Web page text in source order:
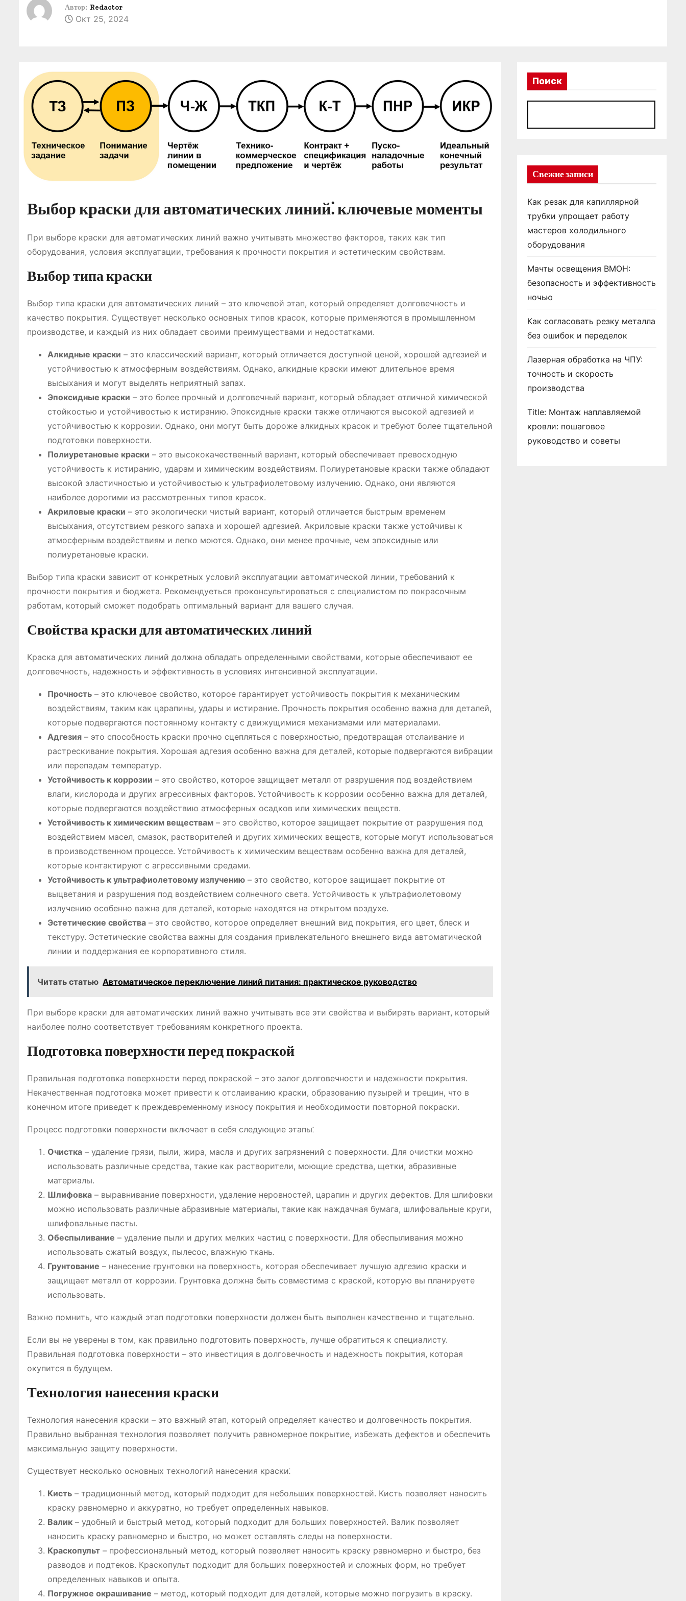
Автор: Redactor
Окт 25, 2024
Выбор краски для автоматических линий⁚ ключевые моменты
При выборе краски для автоматических линий важно учитывать множество факторов, таких как тип
оборудования, условия эксплуатации, требования к прочности покрытия и эстетическим свойствам.
Выбор типа краски
Выбор типа краски для автоматических линий – это ключевой этап, который определяет долговечность и
качество покрытия. Существует несколько основных типов красок, которые применяются в промышленном
производстве, и каждый из них обладает своими преимуществами и недостатками.
Алкидные краски – это классический вариант, который отличается доступной ценой, хорошей адгезией и
устойчивостью к атмосферным воздействиям. Однако, алкидные краски имеют длительное время
высыхания и могут выделять неприятный запах.
Эпоксидные краски – это более прочный и долговечный вариант, который обладает отличной химической
стойкостью и устойчивостью к истиранию. Эпоксидные краски также отличаются высокой адгезией и
устойчивостью к коррозии. Однако, они могут быть дороже алкидных красок и требуют более тщательной
подготовки поверхности.
Полиуретановые краски – это высококачественный вариант, который обеспечивает превосходную
устойчивость к истиранию, ударам и химическим воздействиям. Полиуретановые краски также обладают
высокой эластичностью и устойчивостью к ультрафиолетовому излучению. Однако, они являются
наиболее дорогими из рассмотренных типов красок.
Акриловые краски – это экологически чистый вариант, который отличается быстрым временем
высыхания, отсутствием резкого запаха и хорошей адгезией. Акриловые краски также устойчивы к
атмосферным воздействиям и легко моются. Однако, они менее прочные, чем эпоксидные или
полиуретановые краски.
Выбор типа краски зависит от конкретных условий эксплуатации автоматической линии, требований к
прочности покрытия и бюджета. Рекомендуеться проконсультироваться с специалистом по покрасочным
работам, который сможет подобрать оптимальный вариант для вашего случая.
Свойства краски для автоматических линий
Краска для автоматических линий должна обладать определенными свойствами, которые обеспечивают ее
долговечность, надежность и эффективность в условиях интенсивной эксплуатации.
Прочность – это ключевое свойство, которое гарантирует устойчивость покрытия к механическим
воздействиям, таким как царапины, удары и истирание. Прочность покрытия особенно важна для деталей,
которые подвергаются постоянному контакту с движущимися механизмами или материалами.
Адгезия – это способность краски прочно сцепляться с поверхностью, предотвращая отслаивание и
растрескивание покрытия. Хорошая адгезия особенно важна для деталей, которые подвергаются вибрации
или перепадам температур.
Устойчивость к коррозии – это свойство, которое защищает металл от разрушения под воздействием
влаги, кислорода и других агрессивных факторов. Устойчивость к коррозии особенно важна для деталей,
которые подвергаются воздействию атмосферных осадков или химических веществ.
Устойчивость к химическим веществам – это свойство, которое защищает покрытие от разрушения под
воздействием масел, смазок, растворителей и других химических веществ, которые могут использоваться
в производственном процессе. Устойчивость к химическим веществам особенно важна для деталей,
которые контактируют с агрессивными средами.
Устойчивость к ультрафиолетовому излучению – это свойство, которое защищает покрытие от
выцветания и разрушения под воздействием солнечного света. Устойчивость к ультрафиолетовому
излучению особенно важна для деталей, которые находятся на открытом воздухе.
Эстетические свойства – это свойство, которое определяет внешний вид покрытия, его цвет, блеск и
текстуру. Эстетические свойства важны для создания привлекательного внешнего вида автоматической
линии и поддержания ее корпоративного стиля.
Читать статью Автоматическое переключение линий питания: практическое руководство
При выборе краски для автоматических линий важно учитывать все эти свойства и выбирать вариант, который
наиболее полно соответствует требованиям конкретного проекта.
Подготовка поверхности перед покраской
Правильная подготовка поверхности перед покраской – это залог долговечности и надежности покрытия.
Некачественная подготовка может привести к отслаиванию краски, образованию пузырей и трещин, что в
конечном итоге приведет к преждевременному износу покрытия и необходимости повторной покраски.
Процесс подготовки поверхности включает в себя следующие этапы⁚
Очистка – удаление грязи, пыли, жира, масла и других загрязнений с поверхности. Для очистки можно
использовать различные средства, такие как растворители, моющие средства, щетки, абразивные
материалы.
Шлифовка – выравнивание поверхности, удаление неровностей, царапин и других дефектов. Для шлифовки
можно использовать различные абразивные материалы, такие как наждачная бумага, шлифовальные круги,
шлифовальные пасты.
Обеспыливание – удаление пыли и других мелких частиц с поверхности. Для обеспыливания можно
использовать сжатый воздух, пылесос, влажную ткань.
Грунтование – нанесение грунтовки на поверхность, которая обеспечивает лучшую адгезию краски и
защищает металл от коррозии. Грунтовка должна быть совместима с краской, которую вы планируете
использовать.
Важно помнить, что каждый этап подготовки поверхности должен быть выполнен качественно и тщательно.
Если вы не уверены в том, как правильно подготовить поверхность, лучше обратиться к специалисту.
Правильная подготовка поверхности – это инвестиция в долговечность и надежность покрытия, которая
окупится в будущем.
Технология нанесения краски
Технология нанесения краски – это важный этап, который определяет качество и долговечность покрытия.
Правильно выбранная технология позволяет получить равномерное покрытие, избежать дефектов и обеспечить
максимальную защиту поверхности.
Существует несколько основных технологий нанесения краски⁚
Кисть – традиционный метод, который подходит для небольших поверхностей. Кисть позволяет наносить
краску равномерно и аккуратно, но требует определенных навыков.
Валик – удобный и быстрый метод, который подходит для больших поверхностей. Валик позволяет
наносить краску равномерно и быстро, но может оставлять следы на поверхности.
Краскопульт – профессиональный метод, который позволяет наносить краску равномерно и быстро, без
разводов и подтеков. Краскопульт подходит для больших поверхностей и сложных форм, но требует
определенных навыков и опыта.
Погружное окрашивание – метод, который подходит для деталей, которые можно погрузить в краску.
Поиск
Свежие записи
Как резак для капиллярной
трубки упрощает работу
мастеров холодильного
оборудования
Мачты освещения ВМОН:
безопасность и эффективность
ночью
Как согласовать резку металла
без ошибок и переделок
Лазерная обработка на ЧПУ:
точность и скорость
производства
Title: Монтаж наплавляемой
кровли: пошаговое
руководство и советы